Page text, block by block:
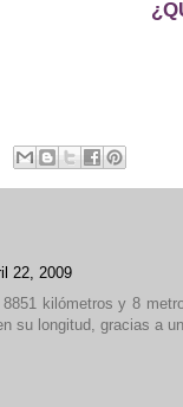
22, 2009
kilómetros y 8
su longitud, gracias a